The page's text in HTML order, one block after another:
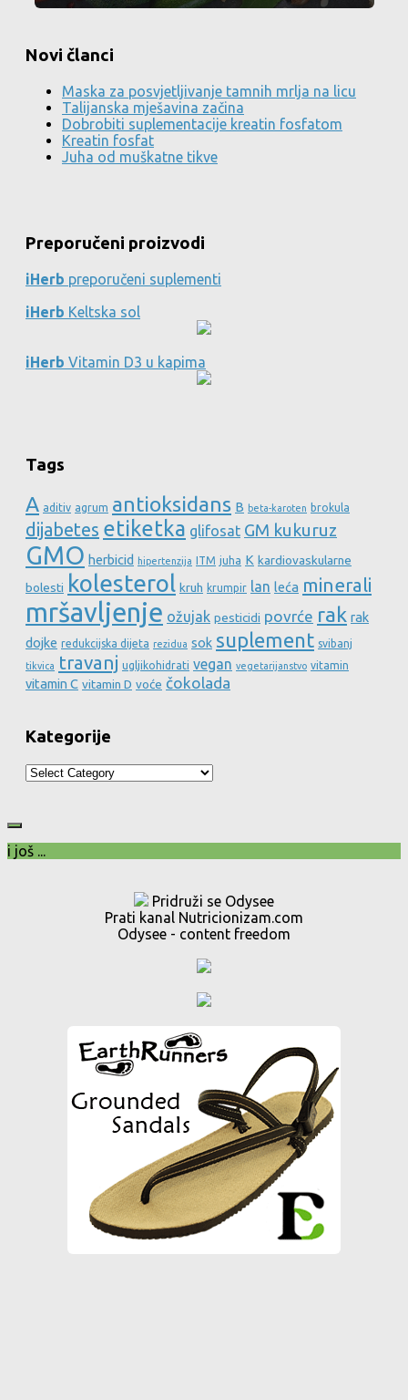
Novi članci
Maska za posvjetljivanje tamnih mrlja na licu
Talijanska mješavina začina
Dobrobiti suplementacije kreatin fosfatom
Kreatin fosfat
Juha od muškatne tikve
Preporučeni proizvodi
iHerb preporučeni suplementi
iHerb Keltska sol
iHerb Vitamin D3 u kapima
Tags
A aditiv agrum antioksidans B beta-karoten brokula
dijabetes etiketka glifosat GM kukuruz
GMO herbicid hipertenzija ITM juha K kardiovaskularne
bolesti kolesterol kruh krumpir lan leća minerali
mršavljenje ožujak pesticidi povrće rak rak
dojke redukcijska dijeta rezidua sok suplement svibanj
tikvica travanj ugljikohidrati vegan vegetarijanstvo vitamin
vitamin C vitamin D voće čokolada
Kategorije
Kategorije
i još ...
Pridruži se Odysee
Prati kanal Nutricionizam.com
Odysee - content freedom